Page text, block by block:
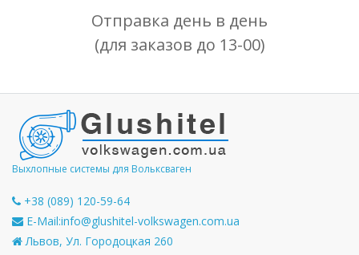
Отправка день в день
(для заказов до 13-00)
Выхлопные системы для Вольксваген
+38 (089) 120-59-64
E-Mail:info@glushitel-volkswagen.com.ua
Львов, Ул. Городоцкая 260